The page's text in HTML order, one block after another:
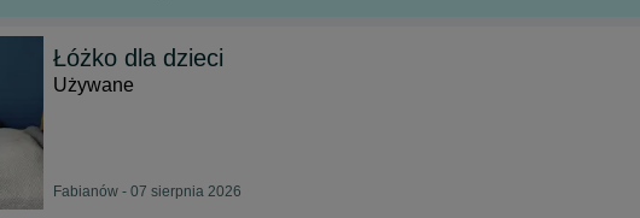
Łóżko dla dzieci
Używane
Fabianów - 07 sierpnia 2026